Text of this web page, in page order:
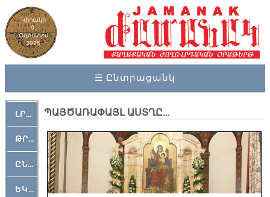
Կիրակի
9,
Օգոստոս
2026
☰ Ընտրացանկ
ԼՐԱՀՈՍ
ԹՐՔԱՀԱՅ ԿԵԱՆՔ
ԸՆԿԵՐԱՄՇԱԿՈՒԹԱՅԻՆ
ԵԿԵՂԵՑԱԿԱՆ
ՊԱՅԾԱՌԱՓԱՅԼ ԱՍՏՂԸ…